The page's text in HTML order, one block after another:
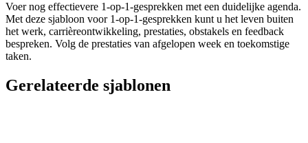
Voer nog effectievere 1-op-1-gesprekken met een duidelijke agenda.
Met deze sjabloon voor 1-op-1-gesprekken kunt u het leven buiten
het werk, carrièreontwikkeling, prestaties, obstakels en feedback
bespreken. Volg de prestaties van afgelopen week en toekomstige
taken.
Gerelateerde sjablonen